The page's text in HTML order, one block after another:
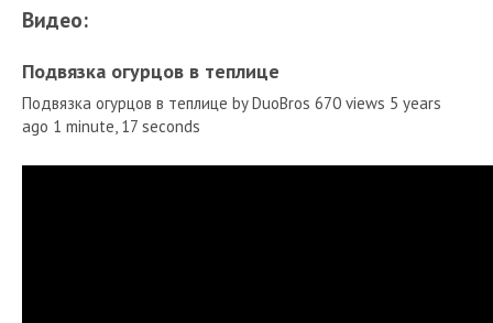
Видео:
Подвязка огурцов в теплице
Подвязка огурцов в теплице by DuoBros 670 views 5 years
ago 1 minute, 17 seconds